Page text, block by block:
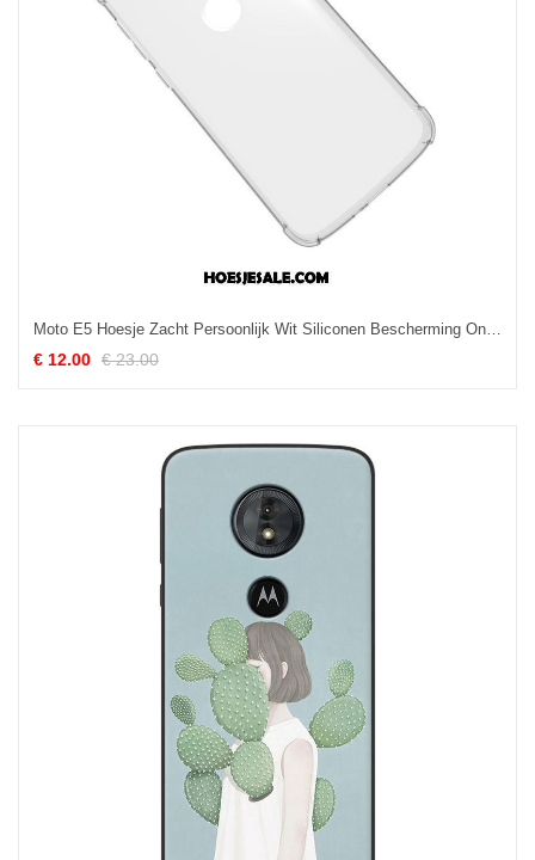
Moto E5 Hoesje Zacht Persoonlijk Wit Siliconen Bescherming Online
€ 12.00 € 23.00